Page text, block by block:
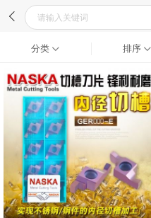
分类 排序